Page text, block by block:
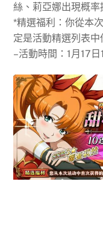
絲、莉亞娜出現概率
*精選福利：你從本
定是活動精選列表中
–活動時間：1月17